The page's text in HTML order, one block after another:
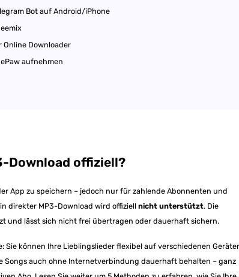
Bot auf Android/iPhone
Online Downloader
aufnehmen
Download offiziell?
App zu speichern – jedoch nur für zahlende Abonnenten und
direkter MP3-Download wird offiziellnicht unterstützt. Die
und lässt sich nicht frei übertragen oder dauerhaft sichern.
Sie können Ihre Lieblingslieder flexibel auf verschiedenen
Songs auch ohne Internetverbindung dauerhaft behalten – ganz